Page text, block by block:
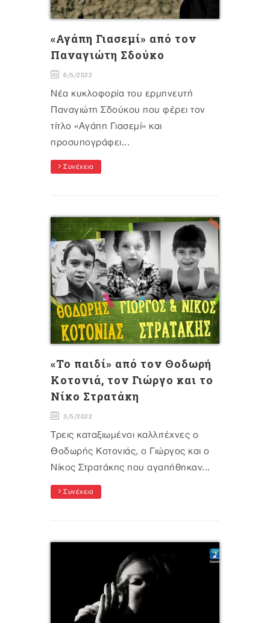
«Αγάπη Γιασεμί» από τον
Παναγιώτη Σδούκο
6/5/2022
Νέα κυκλοφορία του ερμηνευτή
Παναγιώτη Σδούκου που φέρει τον
τίτλο «Αγάπη Γιασεμί» και
προσυπογράφει...
Συνέχεια
«Το παιδί» από τον Θοδωρή
Κοτονιά, τον Γιώργο και το
Νίκο Στρατάκη
3/5/2022
Τρεις καταξιωμένοι καλλιτέχνες ο
Θοδωρής Κοτονιάς, ο Γιώργος και ο
Νίκος Στρατάκης που αγαπήθηκαν...
Συνέχεια